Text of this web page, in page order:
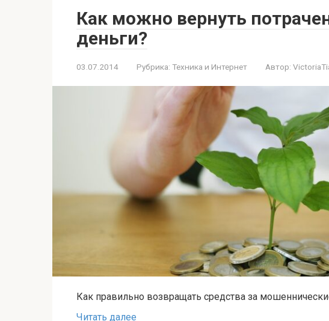
Как можно вернуть
деньги?
03.07.2014 Рубрика: Техника и Интернет Автор:
Как правильно возвращать средства за
Читать далее